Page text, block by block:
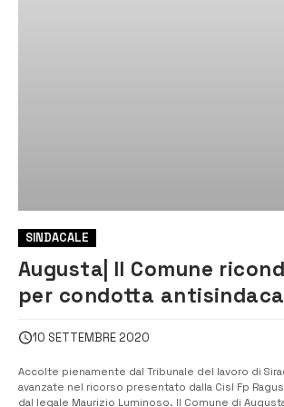
SINDACALE
Augusta| Il Comune
per condotta
10 SETTEMBRE 2020
Accolte pienamente dal Tribunale del lavoro di
avanzate nel ricorso presentato dalla Cisl Fp
dal legale Maurizio Luminoso. Il Comune di